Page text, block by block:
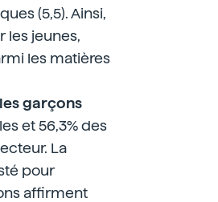
(5,5). Ainsi,
les jeunes,
les matières
garçons
et 56,3% des
La
pour
affirment